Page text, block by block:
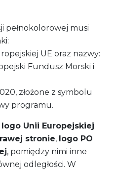
pełnokolorowej musi
UE oraz nazwy:
Fundusz Morski i
złożone z symbolu
programu.
logo Unii Europejskiej
stronie, logo PO
, pomiędzy nimi inne
odległości. W